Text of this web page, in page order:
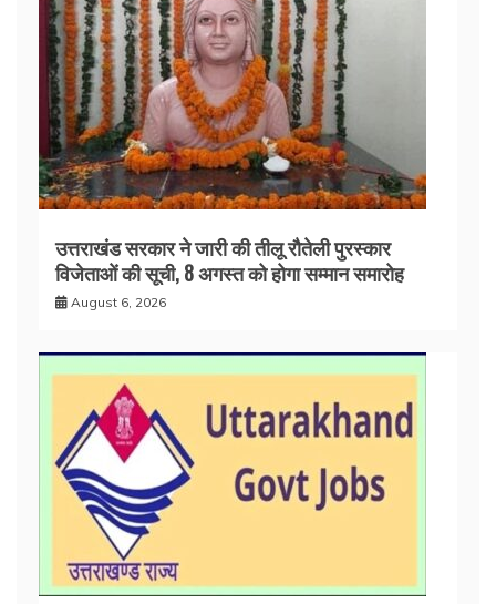
उत्तराखंड सरकार ने जारी की तीलू रौतेली पुरस्कार
विजेताओं की सूची, 8 अगस्त को होगा सम्मान समारोह
August 6, 2026